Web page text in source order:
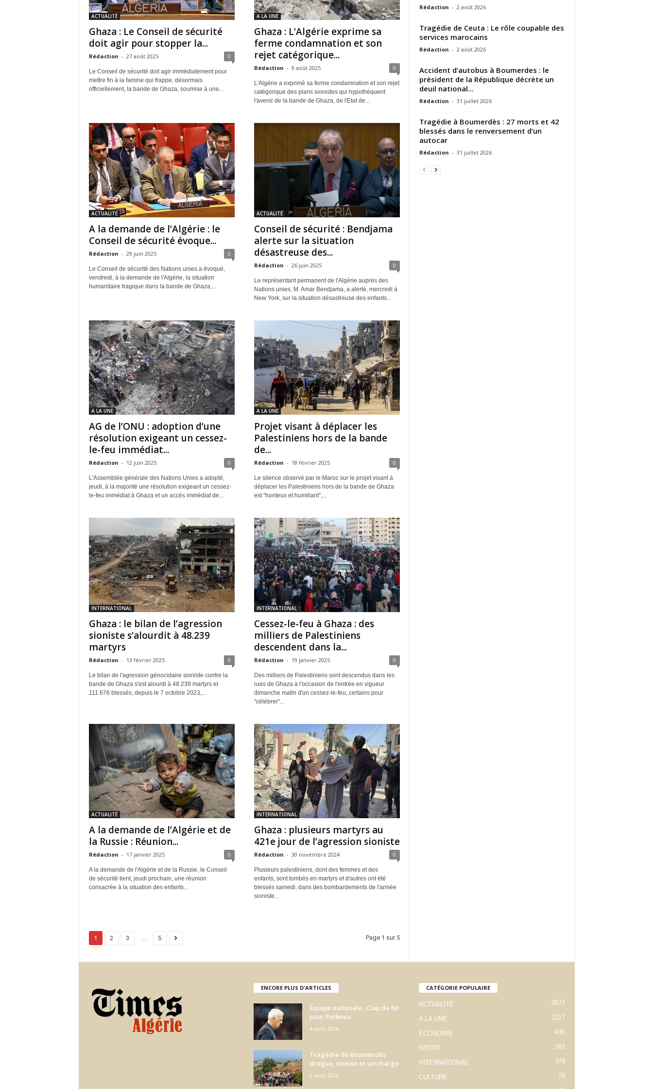
ACTUALITÉ
Ghaza : Le Conseil de sécurité
doit agir pour stopper la...
Rédaction - 27 août 2025 0
Le Conseil de sécurité doit agir immédiatement pour
mettre fin à la famine qui frappe, désormais
officiellement, la bande de Ghaza, soumise à une...
A LA UNE
Ghaza : L’Algérie exprime sa
ferme condamnation et son
rejet catégorique...
Rédaction - 9 août 2025 0
L'Algérie a exprimé sa ferme condamnation et son rejet
catégorique des plans sionistes qui hypothèquent
l'avenir de la bande de Ghaza, de l'Etat de...
ACTUALITÉ
A la demande de l’Algérie : le
Conseil de sécurité évoque...
Rédaction - 29 juin 2025 0
Le Conseil de sécurité des Nations unies a évoqué,
vendredi, à la demande de l'Algérie, la situation
humanitaire tragique dans la bande de Ghaza,...
ACTUALITÉ
Conseil de sécurité : Bendjama
alerte sur la situation
désastreuse des...
Rédaction - 26 juin 2025 0
Le représentant permanent de l'Algérie auprès des
Nations unies, M. Amar Bendjama, a alerté, mercredi à
New York, sur la situation désastreuse des enfants...
A LA UNE
AG de l’ONU : adoption d’une
résolution exigeant un cessez-
le-feu immédiat...
Rédaction - 12 juin 2025 0
L'Assemblée générale des Nations Unies a adopté,
jeudi, à la majorité une résolution exigeant un cessez-
le-feu immédiat à Ghaza et un accès immédiat de...
A LA UNE
Projet visant à déplacer les
Palestiniens hors de la bande
de...
Rédaction - 18 février 2025 0
Le silence observé par le Maroc sur le projet visant à
déplacer les Palestiniens hors de la bande de Ghaza
est "honteux et humiliant",...
INTERNATIONAL
Ghaza : le bilan de l’agression
sioniste s’alourdit à 48.239
martyrs
Rédaction - 13 février 2025 0
Le bilan de l'agression génocidaire sioniste contre la
bande de Ghaza s'est alourdi à 48.239 martyrs et
111.676 blessés, depuis le 7 octobre 2023,...
INTERNATIONAL
Cessez-le-feu à Ghaza : des
milliers de Palestiniens
descendent dans la...
Rédaction - 19 janvier 2025 0
Des milliers de Palestiniens sont descendus dans les
rues de Ghaza à l'occasion de l'entrée en vigueur
dimanche matin d'un cessez-le-feu, certains pour
"célébrer"...
ACTUALITÉ
A la demande de l’Algérie et de
la Russie : Réunion...
Rédaction - 17 janvier 2025 0
A la demande de l'Algérie et de la Russie, le Conseil
de sécurité tient, jeudi prochain, une réunion
consacrée à la situation des enfants...
INTERNATIONAL
Ghaza : plusieurs martyrs au
421e jour de l’agression sioniste
Rédaction - 30 novembre 2024 0
Plusieurs palestiniens, dont des femmes et des
enfants, sont tombés en martyrs et d'autres ont été
blessés samedi, dans des bombardements de l'armée
sioniste...
1 2 3 ... 5 Page 1 sur 5
Rédaction - 2 août 2026
Tragédie de Ceuta : Le rôle coupable des
services marocains
Rédaction - 2 août 2026
Accident d’autobus à Boumerdes : le
président de la République décrète un
deuil national...
Rédaction - 31 juillet 2026
Tragédie à Boumerdès : 27 morts et 42
blessés dans le renversement d’un
autocar
Rédaction - 31 juillet 2026
ENCORE PLUS D'ARTICLES
Équipe nationale : Clap de fin
pour Petkovic
4 août 2026
Tragédie de Boumerdès :
drogue, vitesse et surcharge
2 août 2026
CATÉGORIE POPULAIRE
ACTUALITÉ 3677
A LA UNE 1217
ÉCONOMIE 436
SPORT 383
INTERNATIONAL 379
CULTURE 78